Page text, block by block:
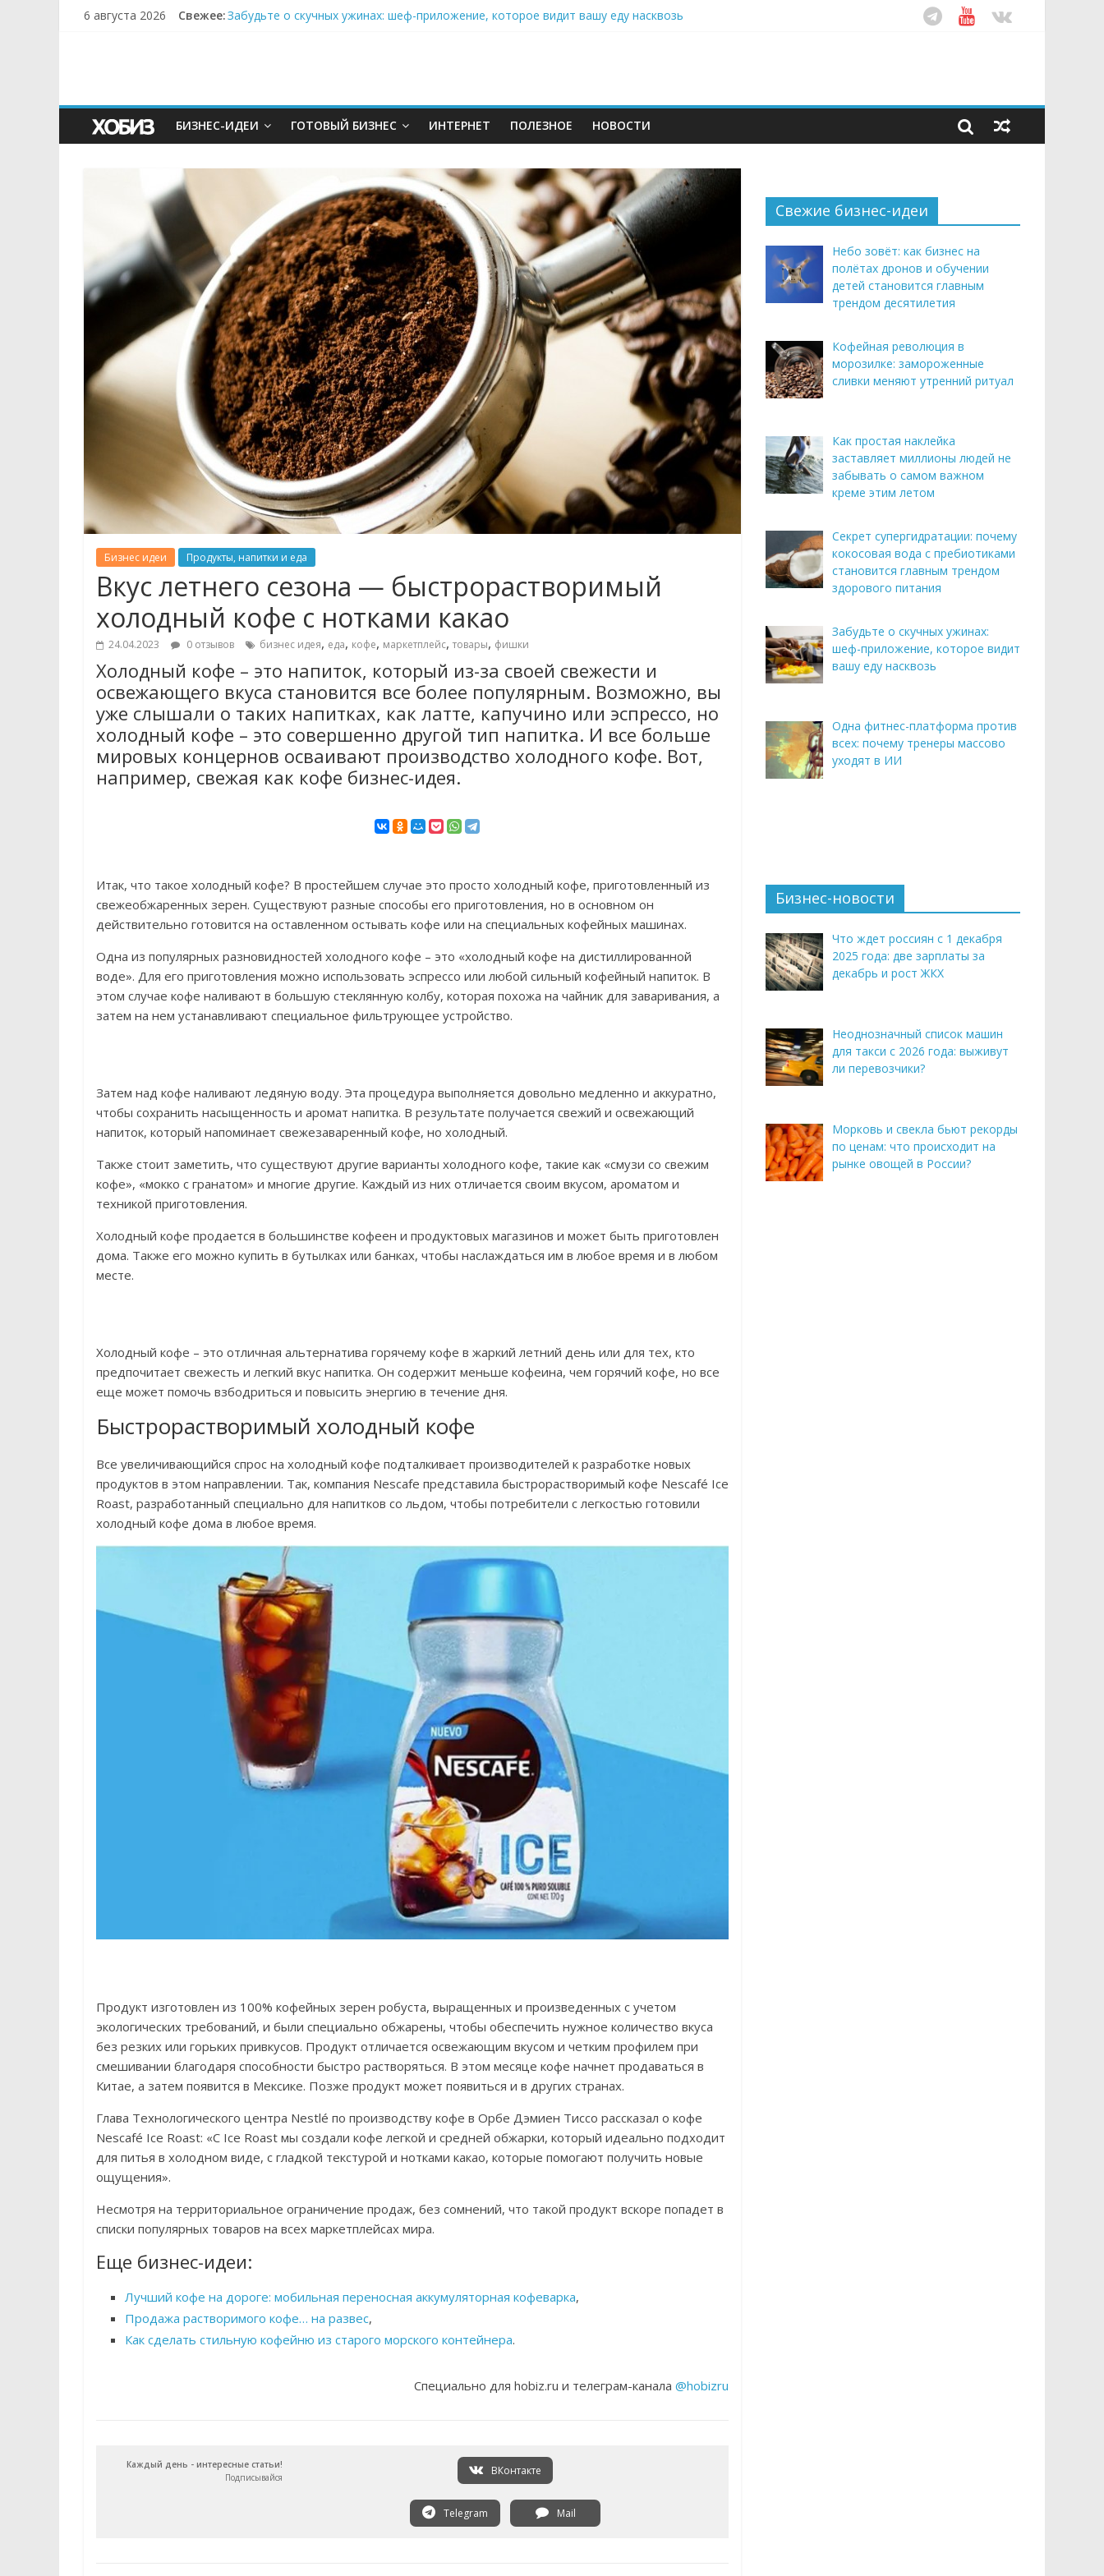
6 августа 2026 Свежее:Забудьте о скучных ужинах: шеф-приложение, которое видит вашу еду насквозь
БИЗНЕС-ИДЕИ ГОТОВЫЙ БИЗНЕС ИНТЕРНЕТ ПОЛЕЗНОЕ НОВОСТИ
Бизнес идеи Продукты, напитки и еда
Вкус летнего сезона — быстрорастворимый
холодный кофе с нотками какао
24.04.2023 0 отзывов бизнес идея, еда, кофе, маркетплейс, товары, фишки
Холодный кофе – это напиток, который из-за своей свежести и
освежающего вкуса становится все более популярным. Возможно, вы
уже слышали о таких напитках, как латте, капучино или эспрессо, но
холодный кофе – это совершенно другой тип напитка. И все больше
мировых концернов осваивают производство холодного кофе. Вот,
например, свежая как кофе бизнес-идея.
Итак, что такое холодный кофе? В простейшем случае это просто холодный кофе, приготовленный из
свежеобжаренных зерен. Существуют разные способы его приготовления, но в основном он
действительно готовится на оставленном остывать кофе или на специальных кофейных машинах.
Одна из популярных разновидностей холодного кофе – это «холодный кофе на дистиллированной
воде». Для его приготовления можно использовать эспрессо или любой сильный кофейный напиток. В
этом случае кофе наливают в большую стеклянную колбу, которая похожа на чайник для заваривания, а
затем на нем устанавливают специальное фильтрующее устройство.
Затем над кофе наливают ледяную воду. Эта процедура выполняется довольно медленно и аккуратно,
чтобы сохранить насыщенность и аромат напитка. В результате получается свежий и освежающий
напиток, который напоминает свежезаваренный кофе, но холодный.
Также стоит заметить, что существуют другие варианты холодного кофе, такие как «смузи со свежим
кофе», «мокко с гранатом» и многие другие. Каждый из них отличается своим вкусом, ароматом и
техникой приготовления.
Холодный кофе продается в большинстве кофеен и продуктовых магазинов и может быть приготовлен
дома. Также его можно купить в бутылках или банках, чтобы наслаждаться им в любое время и в любом
месте.
Холодный кофе – это отличная альтернатива горячему кофе в жаркий летний день или для тех, кто
предпочитает свежесть и легкий вкус напитка. Он содержит меньше кофеина, чем горячий кофе, но все
еще может помочь взбодриться и повысить энергию в течение дня.
Быстрорастворимый холодный кофе
Все увеличивающийся спрос на холодный кофе подталкивает производителей к разработке новых
продуктов в этом направлении. Так, компания Nescafe представила быстрорастворимый кофе Nescafé Ice
Roast, разработанный специально для напитков со льдом, чтобы потребители с легкостью готовили
холодный кофе дома в любое время.
Продукт изготовлен из 100% кофейных зерен робуста, выращенных и произведенных с учетом
экологических требований, и были специально обжарены, чтобы обеспечить нужное количество вкуса
без резких или горьких привкусов. Продукт отличается освежающим вкусом и четким профилем при
смешивании благодаря способности быстро растворяться. В этом месяце кофе начнет продаваться в
Китае, а затем появится в Мексике. Позже продукт может появиться и в других странах.
Глава Технологического центра Nestlé по производству кофе в Орбе Дэмиен Тиссо рассказал о кофе
Nescafé Ice Roast: «С Ice Roast мы создали кофе легкой и средней обжарки, который идеально подходит
для питья в холодном виде, с гладкой текстурой и нотками какао, которые помогают получить новые
ощущения».
Несмотря на территориальное ограничение продаж, без сомнений, что такой продукт вскоре попадет в
списки популярных товаров на всех маркетплейсах мира.
Еще бизнес-идеи:
Лучший кофе на дороге: мобильная переносная аккумуляторная кофеварка,
Продажа растворимого кофе… на развес,
Как сделать стильную кофейню из старого морского контейнера.
Специально для hobiz.ru и телеграм-канала @hobizru
Каждый день - интересные статьи!
Подписывайся
ВКонтакте
Telegram Mail
Свежие бизнес-идеи
Небо зовёт: как бизнес на
полётах дронов и обучении
детей становится главным
трендом десятилетия
Кофейная революция в
морозилке: замороженные
сливки меняют утренний ритуал
Как простая наклейка
заставляет миллионы людей не
забывать о самом важном
креме этим летом
Секрет супергидратации: почему
кокосовая вода с пребиотиками
становится главным трендом
здорового питания
Забудьте о скучных ужинах:
шеф-приложение, которое видит
вашу еду насквозь
Одна фитнес-платформа против
всех: почему тренеры массово
уходят в ИИ
Бизнес-новости
Что ждет россиян с 1 декабря
2025 года: две зарплаты за
декабрь и рост ЖКХ
Неоднозначный список машин
для такси с 2026 года: выживут
ли перевозчики?
Морковь и свекла бьют рекорды
по ценам: что происходит на
рынке овощей в России?